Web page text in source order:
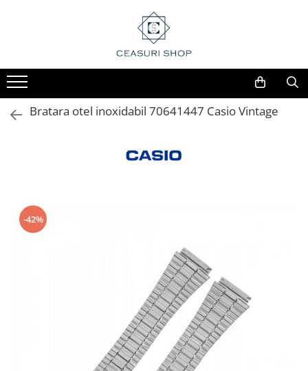
Bratara otel inoxidabil 70641447 Casio Vintage
-42%